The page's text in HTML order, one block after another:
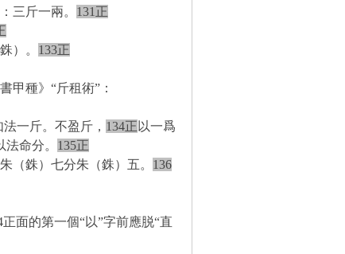
三斤一兩。 131正
）。 133正
書甲種》“斤租術”：
一斤。不盈斤， 134正 以一爲
命分。 135正
（銖）七分朱（銖）五。 136
面的第一個“以”字前應脱“直